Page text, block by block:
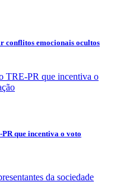
conflitos emocionais ocultos
que incentiva o voto